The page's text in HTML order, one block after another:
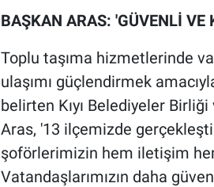
BAŞKAN ARAS: 'GÜVENLİ
Toplu taşıma hizmetlerinde
ulaşımı güçlendirmek
belirten Kıyı Belediyeler
Aras, '13 ilçemizde
şoförlerimizin hem iletişim
Vatandaşlarımızın daha